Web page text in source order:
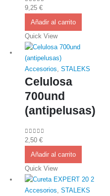
0out of 5
9,25 €
Añadir al carrito
Quick View
Accesorios, STALEKS
Celulosa
700und
(antipelusas)
0out of 5
2,50 €
Añadir al carrito
Quick View
Accesorios, STALEKS